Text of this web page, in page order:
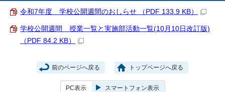
令和7年度 学校公開週間のおしらせ （PDF 133.9 KB）
学校公開週間 授業一覧と実施部活動一覧(10月10日改訂版)
（PDF 84.2 KB）
前のページへ戻る トップページへ戻る
PC表示 スマートフォン表示